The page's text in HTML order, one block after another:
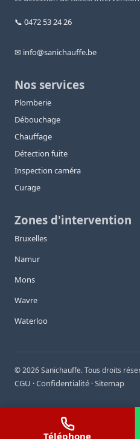
📞 0472 53 24 26
✉ info@sanichauffe.be
Nos services
Plomberie
Débouchage
Chauffage
Détection fuite
Inspection caméra
Curage
Zones d'intervention
Bruxelles
Namur
Mons
Wavre
Waterloo
©2026Sanichauffe. Tous droits
CGU ·Confidentialité ·Sitemap